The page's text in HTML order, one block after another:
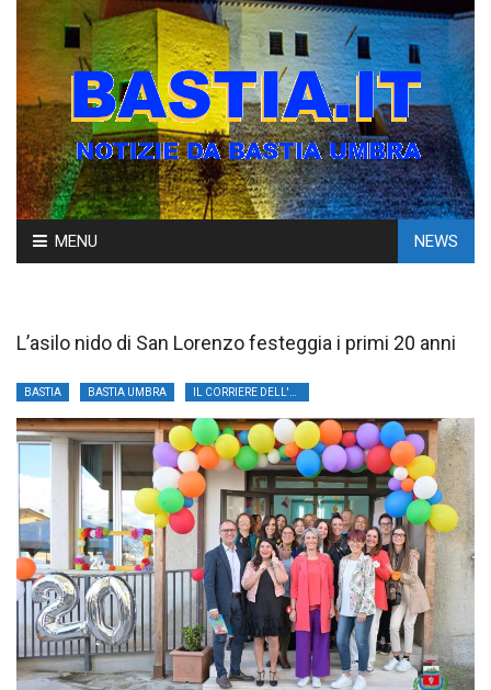
Skip
to
MENU NEWS
L’asilo nido di San Lorenzo festeggia i primi 20 anni
BASTIA BASTIA UMBRA